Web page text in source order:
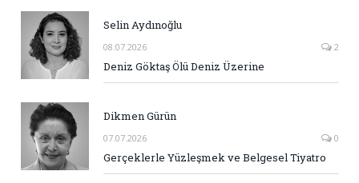
Selin Aydınoğlu
08.07.2026 2
Deniz Göktaş Ölü Deniz Üzerine
Dikmen Gürün
07.07.2026 0
Gerçeklerle Yüzleşmek ve Belgesel Tiyatro